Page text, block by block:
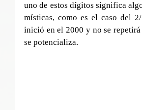
uno de estos dígitos significa
místicas, como es el caso del
inició en el 2000 y no se
se potencializa.